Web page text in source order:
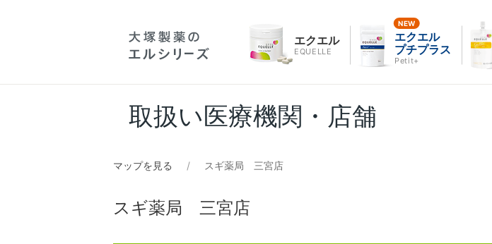
エクエル
EQUELLE
エクエル
プチプラス
Petit+
取扱い医療機関・店舗
マップを見る スギ薬局 三宮店
スギ薬局 三宮店